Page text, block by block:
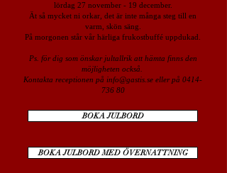
lördag 27 november - 19 december.
Ät så mycket ni orkar, det är inte många steg till en
varm, skön säng.
På morgonen står vår härliga frukostbuffé uppdukad.
Ps. för dig som önskar jultallrik att hämta finns den
möjligheten också.
Kontakta receptionen på info@gastis.se eller på 0414-
736 80
BOKA JULBORD
BOKA JULBORD MED ÖVERNATTNING